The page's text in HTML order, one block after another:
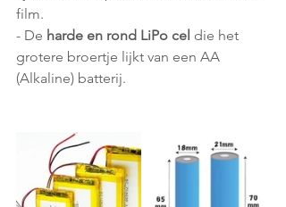
film.
- De harde en rond LiPo cel die het
grotere broertje lijkt van een AA
(Alkaline) batterij.